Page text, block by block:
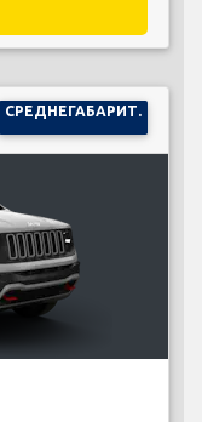
СРЕДНЕГАБАРИТ.